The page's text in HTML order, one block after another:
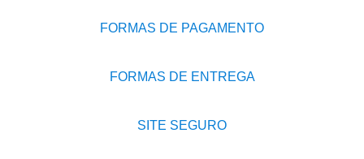
FORMAS DE PAGAMENTO
FORMAS DE ENTREGA
SITE SEGURO